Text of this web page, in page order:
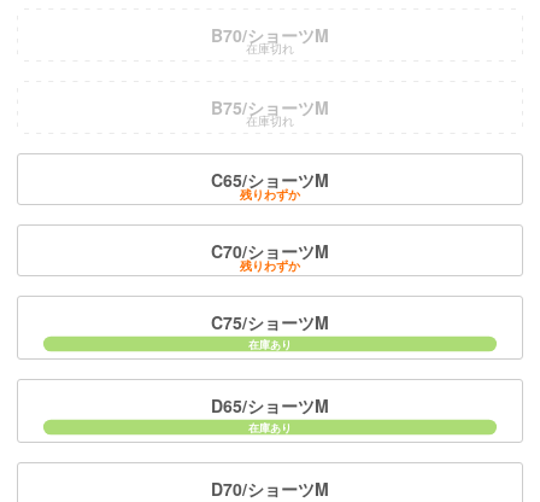
B70/ショーツM
在庫切れ
B75/ショーツM
在庫切れ
C65/ショーツM
残りわずか
C70/ショーツM
残りわずか
C75/ショーツM
D65/ショーツM
D70/ショーツM